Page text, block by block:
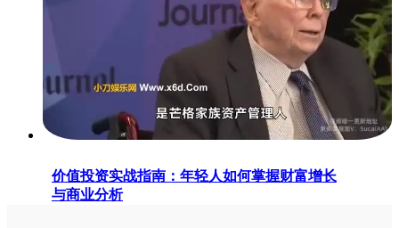
价值投资实战指南：年轻人如何掌握财富增长
与商业分析